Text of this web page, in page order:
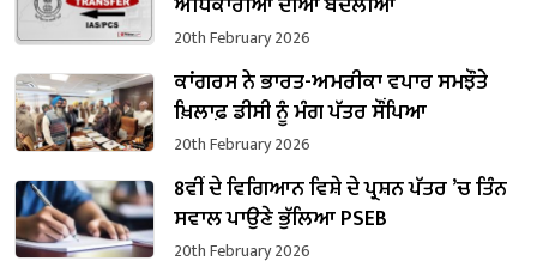
20th February 2026
ਕਾਂਗਰਸ ਨੇ ਭਾਰਤ-ਅਮਰੀਕਾ ਵਪਾਰ ਸਮਝੌਤੇ
ਖ਼ਿਲਾਫ਼ ਡੀਸੀ ਨੂੰ ਮੰਗ ਪੱਤਰ ਸੌਂਪਿਆ
20th February 2026
8ਵੀਂ ਦੇ ਵਿਗਿਆਨ ਵਿਸ਼ੇ ਦੇ ਪ੍ਰਸ਼ਨ ਪੱਤਰ ’ਚ ਤਿੰਨ
ਸਵਾਲ ਪਾਉਣੇ ਭੁੱਲਿਆ PSEB
20th February 2026